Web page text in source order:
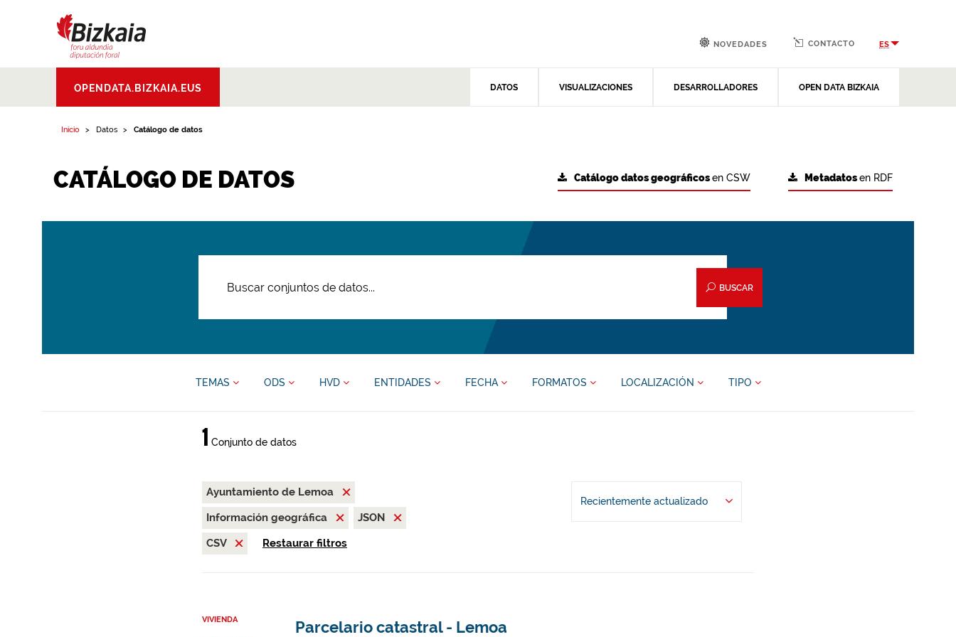
Aldundia.Diputacion
Foral de Bizkaia
OPENDATA.BIZKAIA.EUS DATOS VISUALIZACIONES DESARROLLADORES OPEN DATA BIZKAIA
NOVEDADES CONTACTO ES
Inicio Datos Catálogo de datos
CATÁLOGO DE DATOS Metadatosen RDF
Catálogo datos geográficosen CSW
BUSCAR
TEMAS ODS HVD ENTIDADES FECHA FORMATOS LOCALIZACIÓN TIPO
1 Conjunto de datos
Ayuntamiento de Lemoa
Información geográfica
JSON
CSV
Restaurar filtros
Recientemente actualizado
VIVIENDA Parcelario catastral - Lemoa